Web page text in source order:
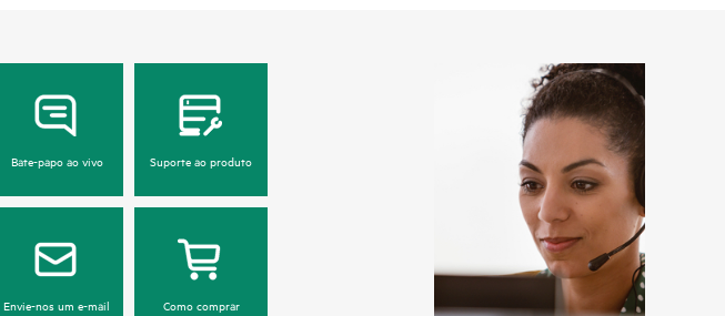
Bate-papo ao vivo Suporte ao produto
Envie-nos um e-mail Como comprar